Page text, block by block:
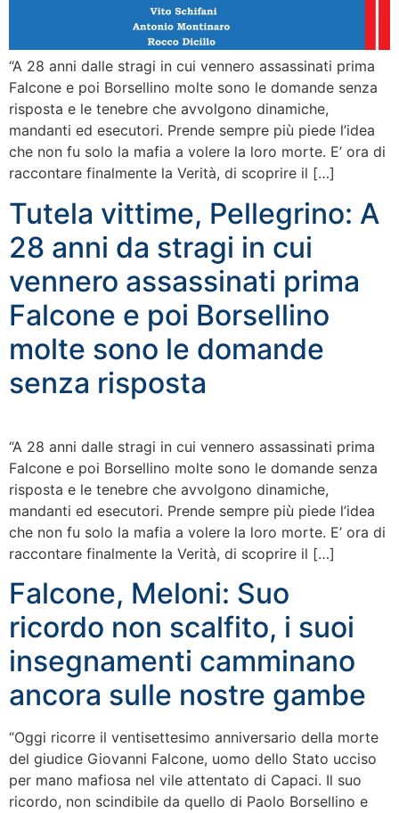
“A 28 anni dalle stragi in cui vennero assassinati prima
Falcone e poi Borsellino molte sono le domande senza
risposta e le tenebre che avvolgono dinamiche,
mandanti ed esecutori. Prende sempre più piede l’idea
che non fu solo la mafia a volere la loro morte. E’ ora di
raccontare finalmente la Verità, di scoprire il […]
Tutela vittime, Pellegrino: A
28 anni da stragi in cui
vennero assassinati prima
Falcone e poi Borsellino
molte sono le domande
senza risposta
“A 28 anni dalle stragi in cui vennero assassinati prima
Falcone e poi Borsellino molte sono le domande senza
risposta e le tenebre che avvolgono dinamiche,
mandanti ed esecutori. Prende sempre più piede l’idea
che non fu solo la mafia a volere la loro morte. E’ ora di
raccontare finalmente la Verità, di scoprire il […]
Falcone, Meloni: Suo
ricordo non scalfito, i suoi
insegnamenti camminano
ancora sulle nostre gambe
“Oggi ricorre il ventisettesimo anniversario della morte
del giudice Giovanni Falcone, uomo dello Stato ucciso
per mano mafiosa nel vile attentato di Capaci. Il suo
ricordo, non scindibile da quello di Paolo Borsellino e